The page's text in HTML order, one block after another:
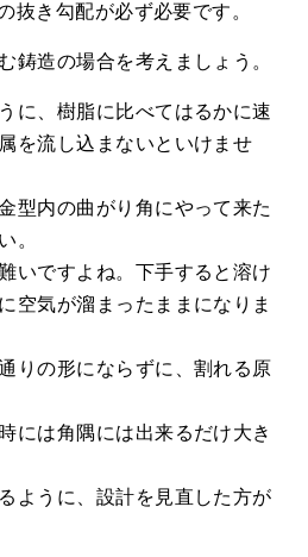
抜き勾配が必ず必要です。
鋳造の場合を考えましょう。
に、樹脂に比べてはるかに速
を流し込まないといけませ
型内の曲がり角にやって来た
。
いですよね。下手すると溶け
空気が溜まったままになりま
りの形にならずに、割れる原
には角隅には出来るだけ大き
ように、設計を見直した方が